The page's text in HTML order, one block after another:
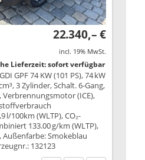
22.340,– €
incl. 19% MwSt.
Lieferzeit: sofort verfügbar
GPF 74 KW (101 PS), 74 kW
3 Zylinder, Schalt. 6-Gang,
(ICE),
l/100km (WLTP), CO₂-
133.00 g/km (WLTP),
Außenfarbe: Smokeblau
132123